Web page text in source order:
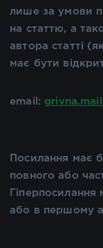
лише за умови
на статтю, а
автора статті
має бути
email:
Посилання має
повного або
або в першому